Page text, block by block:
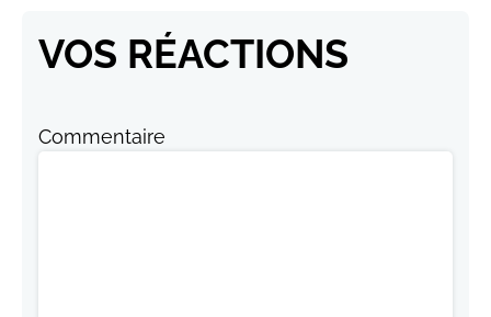
VOS RÉACTIONS
Commentaire